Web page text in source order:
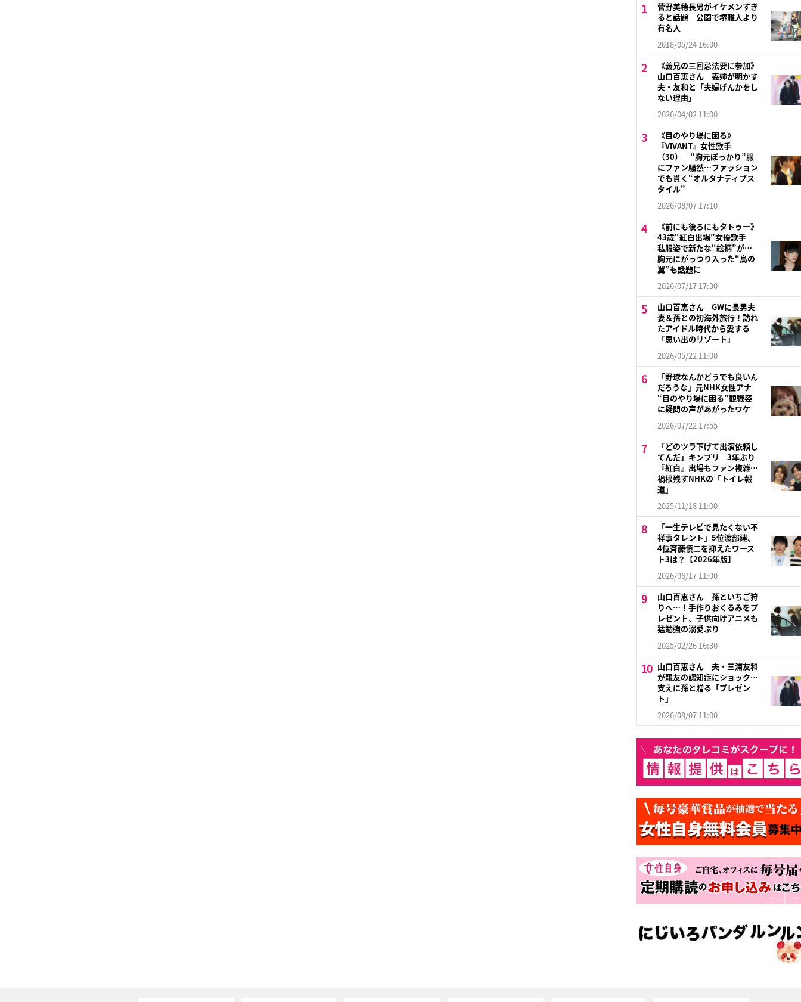
菅野美穂長男がイケメンすぎ
ると話題 公園で堺雅人より
有名人
2018/05/24 16:00
《義兄の三回忌法要に参加》
山口百恵さん 義姉が明かす
夫・友和と「夫婦げんかをし
ない理由」
2026/04/02 11:00
《目のやり場に困る》
『VIVANT』女性歌手
（30） “胸元ぽっかり”服
にファン騒然…ファッション
でも貫く“オルタナティブス
タイル”
2026/08/07 17:10
《前にも後ろにもタトゥー》
43歳“紅白出場”女優歌手
私服姿で新たな“絵柄”が…
胸元にがっつり入った“鳥の
翼”も話題に
2026/07/17 17:30
山口百恵さん GWに長男夫
妻＆孫との初海外旅行！訪れ
たアイドル時代から愛する
「思い出のリゾート」
2026/05/22 11:00
「野球なんかどうでも良いん
だろうな」元NHK女性アナ
“目のやり場に困る”観戦姿
に疑問の声があがったワケ
2026/07/22 17:55
「どのツラ下げて出演依頼し
てんだ」キンプリ 3年ぶり
『紅白』出場もファン複雑…
禍根残すNHKの「トイレ報
道」
2025/11/18 11:00
「一生テレビで見たくない不
祥事タレント」5位渡部建、
4位斉藤慎二を抑えたワース
ト3は？【2026年版】
2026/06/17 11:00
山口百恵さん 孫といちご狩
りへ…！手作りおくるみをプ
レゼント、子供向けアニメも
猛勉強の溺愛ぶり
2025/02/26 16:30
山口百恵さん 夫・三浦友和
が親友の認知症にショック…
支えに孫と贈る「プレゼン
ト」
2026/08/07 11:00